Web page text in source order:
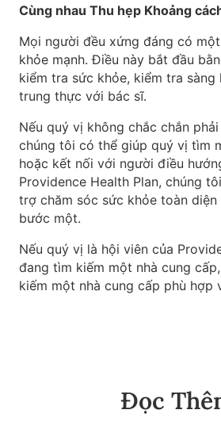
Cùng nhau Thu hẹp Khoảng
Mọi người đều xứng đáng có
khỏe mạnh. Điều này bắt đầu
kiểm tra sức khỏe, kiểm tra
trung thực với bác sĩ.
Nếu quý vị không chắc chắn
chúng tôi có thể giúp quý vị tìm
hoặc kết nối với người điều
Providence Health Plan, chúng
trợ chăm sóc sức khỏe toàn
bước một.
Nếu quý vị là hội viên của
đang tìm kiếm một nhà cung
kiếm một nhà cung cấp phù hợp
Đọc